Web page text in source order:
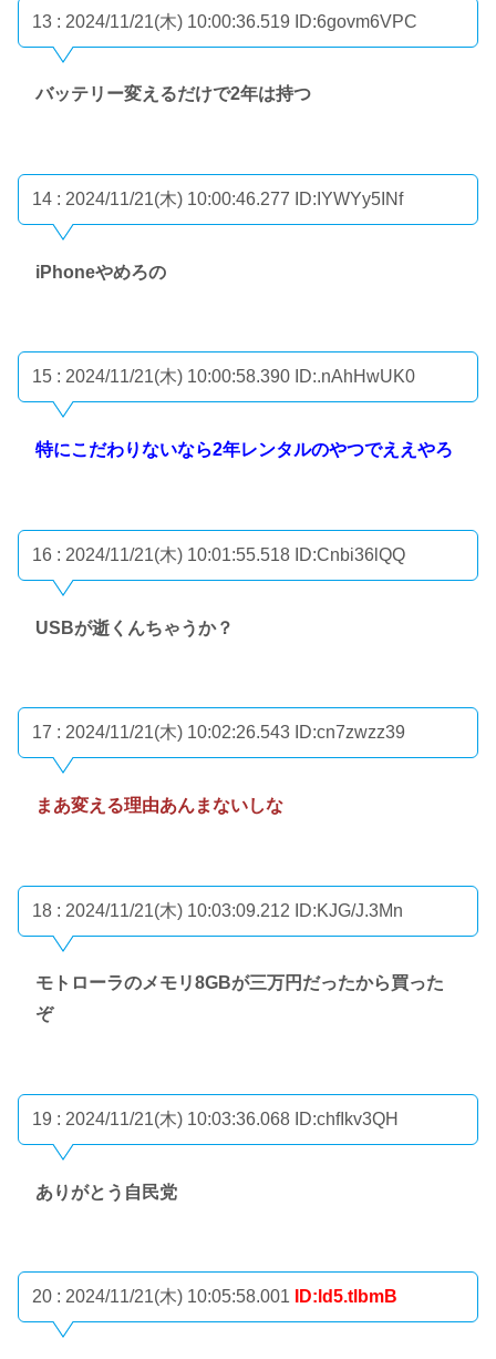
13 : 2024/11/21(木) 10:00:36.519 ID:6govm6VPC
バッテリー変えるだけで2年は持つ
14 : 2024/11/21(木) 10:00:46.277 ID:IYWYy5INf
iPhoneやめろの
15 : 2024/11/21(木) 10:00:58.390 ID:.nAhHwUK0
特にこだわりないなら2年レンタルのやつでええやろ
16 : 2024/11/21(木) 10:01:55.518 ID:Cnbi36lQQ
USBが逝くんちゃうか？
17 : 2024/11/21(木) 10:02:26.543 ID:cn7zwzz39
まあ変える理由あんまないしな
18 : 2024/11/21(木) 10:03:09.212 ID:KJG/J.3Mn
モトローラのメモリ8GBが三万円だったから買った
ぞ
19 : 2024/11/21(木) 10:03:36.068 ID:chfIkv3QH
ありがとう自民党
20 : 2024/11/21(木) 10:05:58.001 ID:ld5.tlbmB